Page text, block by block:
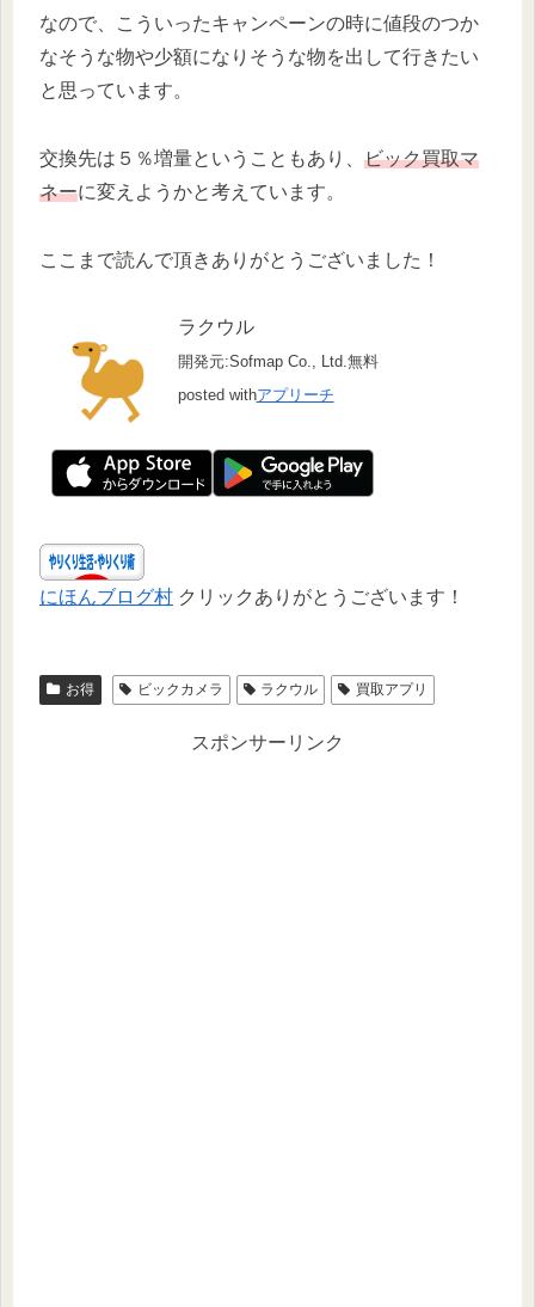
なので、こういったキャンペーンの時に値段のつか
なそうな物や少額になりそうな物を出して行きたい
と思っています。
交換先は５％増量ということもあり、 ビック買取マ
ネーに変えようかと考えています。
ここまで読んで頂きありがとうございました！
ラクウル
開発元:Sofmap Co., Ltd.無料
posted withアプリーチ
にほんブログ村 クリックありがとうございます！
お得 ビックカメラ ラクウル 買取アプリ
スポンサーリンク